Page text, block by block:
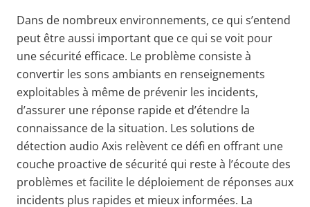
Dans de nombreux environnements, ce qui s’entend
peut être aussi important que ce qui se voit pour
une sécurité efficace. Le problème consiste à
convertir les sons ambiants en renseignements
exploitables à même de prévenir les incidents,
d’assurer une réponse rapide et d’étendre la
connaissance de la situation. Les solutions de
détection audio Axis relèvent ce défi en offrant une
couche proactive de sécurité qui reste à l’écoute des
problèmes et facilite le déploiement de réponses aux
incidents plus rapides et mieux informées. La